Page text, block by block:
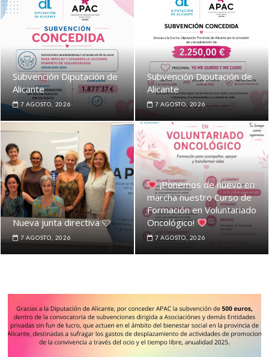
Subvención Diputación de
Alicante
7 AGOSTO, 2026
Subvención Diputación de
Alicante
7 AGOSTO, 2026
Nueva junta directiva 🩷
7 AGOSTO, 2026
¡Ponemos de nuevo en
marcha nuestro Curso de
Formación en Voluntariado
Oncológico!
7 AGOSTO, 2026